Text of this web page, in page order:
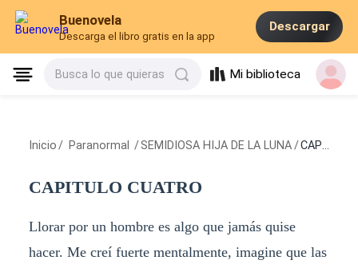
Buenovela
Descarga el libro gratis en la app
Descargar
Busca lo que quieras Mi biblioteca
Inicio / Paranormal /SEMIDIOSA HIJA DE LA LUNA /CAPITULO CUATRO
CAPITULO CUATRO
Llorar por un hombre es algo que jamás quise
hacer. Me creí fuerte mentalmente, imagine que las